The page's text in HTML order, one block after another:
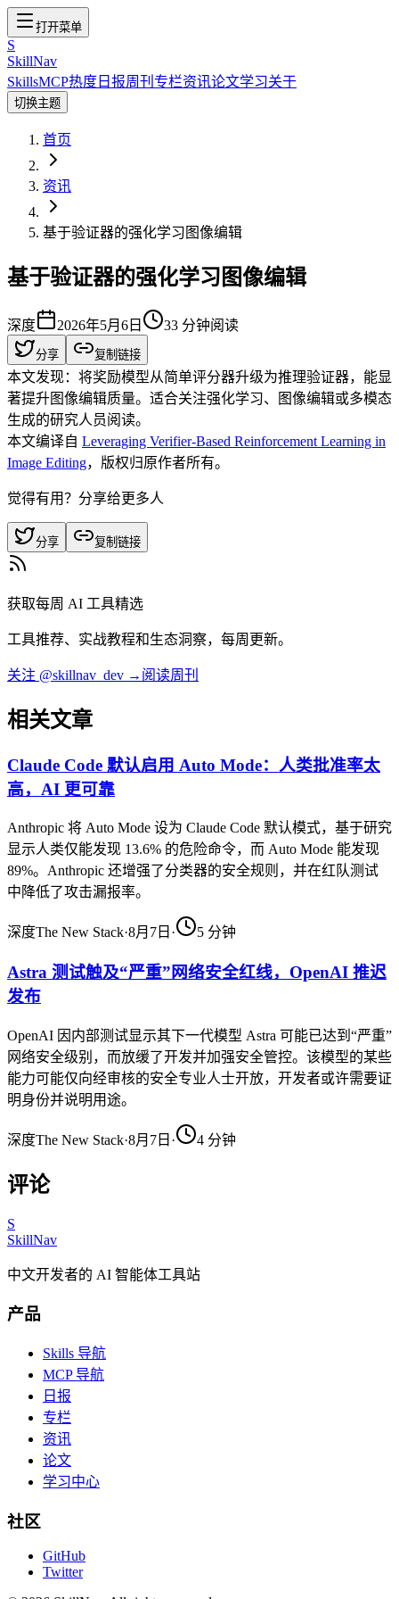
打开菜单
S
SkillNav
SkillsMCP热度 日报周刊 专栏资讯论文学习关于
切换主题
首页
资讯
基于验证器的强化学习图像编辑
基于验证器的强化学习图像编辑
深度 2026年5月6日 33 分钟阅读
分享 复制链接
本文发现：将奖励模型从简单评分器升级为推理验证器，能显
著提升图像编辑质量。适合关注强化学习、图像编辑或多模态
生成的研究人员阅读。
本文编译自 Leveraging Verifier-Based Reinforcement Learning in
Image Editing，版权归原作者所有。
觉得有用？分享给更多人
分享 复制链接
获取每周 AI 工具精选
工具推荐、实战教程和生态洞察，每周更新。
关注 @skillnav_dev → 阅读周刊
相关文章
Claude Code 默认启用 Auto Mode：人类批准率太
高，AI 更可靠
Anthropic 将 Auto Mode 设为 Claude Code 默认模式，基于研究
显示人类仅能发现 13.6% 的危险命令，而 Auto Mode 能发现
89%。Anthropic 还增强了分类器的安全规则，并在红队测试
中降低了攻击漏报率。
深度The New Stack·8月7日 · 5 分钟
Astra 测试触及“严重”网络安全红线，OpenAI 推迟
发布
OpenAI 因内部测试显示其下一代模型 Astra 可能已达到“严重”
网络安全级别，而放缓了开发并加强安全管控。该模型的某些
能力可能仅向经审核的安全专业人士开放，开发者或许需要证
明身份并说明用途。
深度The New Stack·8月7日 · 4 分钟
评论
S
SkillNav
中文开发者的 AI 智能体工具站
产品
Skills 导航
MCP 导航
日报
专栏
资讯
论文
学习中心
社区
GitHub
Twitter